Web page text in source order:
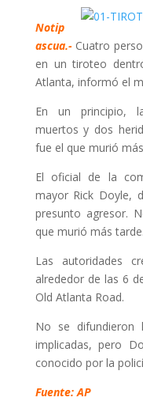
Notip
ascua.- Cuatro
en un tiroteo
Atlanta, informó el
En un principio,
muertos y dos
fue el que murió
El oficial de la
mayor Rick Doyle,
presunto agresor.
que murió más tarde.
Las autoridades
alrededor de las 6
Old Atlanta Road.
No se difundieron
implicadas, pero
conocido por la
Fuente: AP